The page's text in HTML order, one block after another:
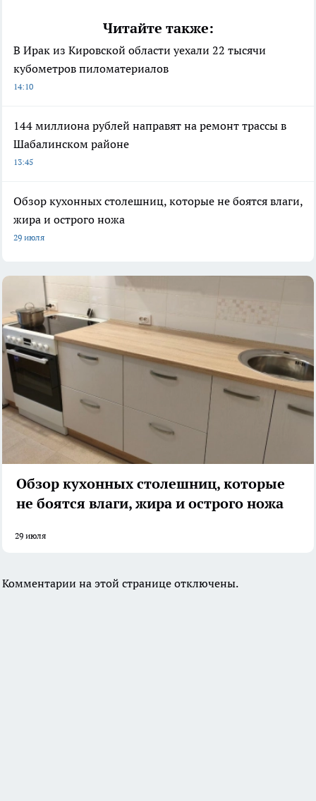
Читайте также:
В Ирак из Кировской области уехали 22 тысячи
кубометров пиломатериалов
14:10
144 миллиона рублей направят на ремонт трассы в
Шабалинском районе
13:45
Обзор кухонных столешниц, которые не боятся влаги,
жира и острого ножа
29 июля
Обзор кухонных столешниц, которые
не боятся влаги, жира и острого ножа
29 июля
Комментарии на этой странице отключены.